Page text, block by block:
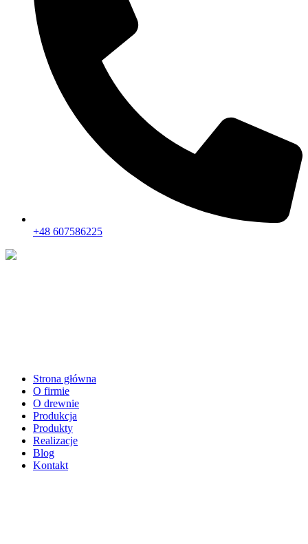
+48 607586225
Strona główna
O firmie
O drewnie
Produkcja
Produkty
Realizacje
Blog
Kontakt